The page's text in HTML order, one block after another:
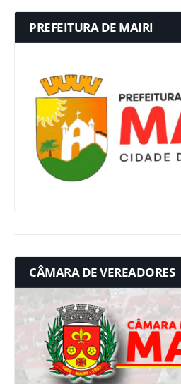
PREFEITURA DE MAIRI
CÂMARA DE VEREADORES